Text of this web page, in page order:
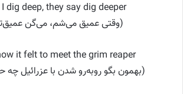
dig deep, they say dig deeper
(وقتی عمیق می‌شم، می‌گن عمیق‌تر شو)
it felt to meet the grim reaper
(بهمون بگو روبه‌رو شدن با عزرائیل چه حسی داشت)